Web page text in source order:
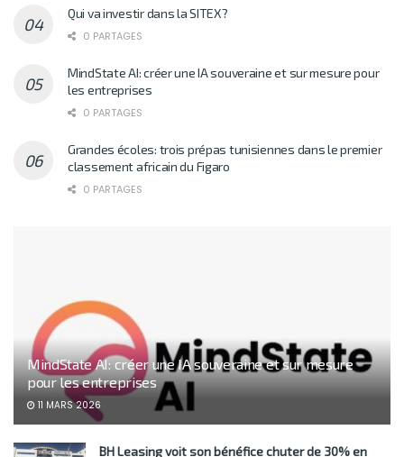
Qui va investir dans la SITEX?
0 PARTAGES
MindState AI: créer une IA souveraine et sur mesure pour
les entreprises
0 PARTAGES
Grandes écoles: trois prépas tunisiennes dans le premier
classement africain du Figaro
0 PARTAGES
MindState AI: créer une IA souveraine et sur mesure
pour les entreprises
11 MARS 2026
BH Leasing voit son bénéfice chuter de 30% en